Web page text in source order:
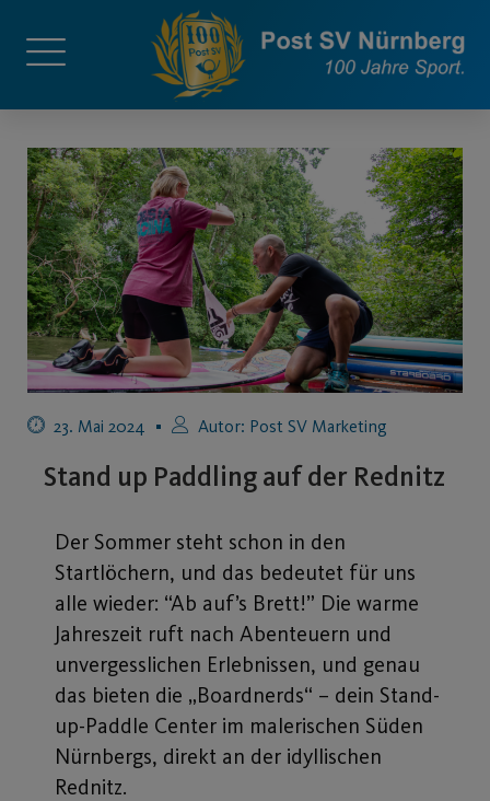
23. Mai 2024 Autor: Post SV Marketing
Stand up Paddling auf der Rednitz
Der Sommer steht schon in den
Startlöchern, und das bedeutet für uns
alle wieder: “Ab auf’s Brett!” Die warme
Jahreszeit ruft nach Abenteuern und
unvergesslichen Erlebnissen, und genau
das bieten die „Boardnerds“ – dein Stand-
up-Paddle Center im malerischen Süden
Nürnbergs, direkt an der idyllischen
Rednitz.